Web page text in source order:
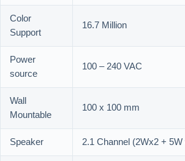
Color
Support
16.7 Million
Power
source
100 – 240 VAC
Wall
Mountable
100 x 100 mm
Speaker
2.1 Channel (2Wx2 +